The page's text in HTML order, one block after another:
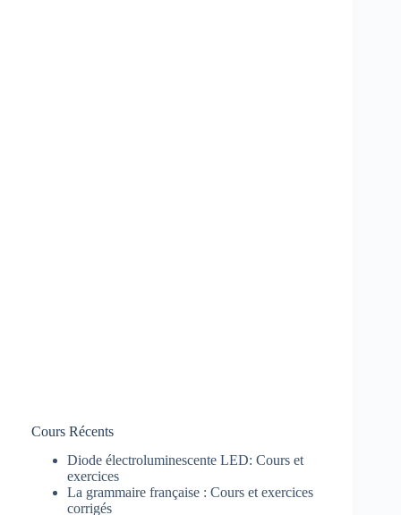
Cours Récents
Diode électroluminescente LED: Cours et
exercices
La grammaire française : Cours et exercices
corrigés